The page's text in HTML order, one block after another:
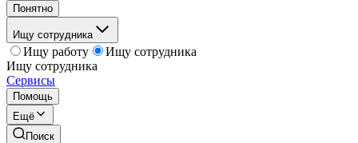
Понятно
Ищу сотрудника
Ищу работу
Ищу сотрудника
Ищу сотрудника
Сервисы
Помощь
Ещё
Поиск